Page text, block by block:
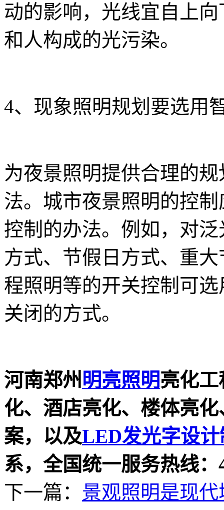
动的影响，光线宜自上
和人构成的光污染。
4、现象照明规划要选用
为夜景照明提供合理的
法。城市夜景照明的控
控制的办法。例如，对
方式、节假日方式、重
程照明等的开关控制可
关闭的方式。
河南郑州 明亮照明亮化
化、酒店亮化、楼体亮
案，以及LED发光字设计
系，全国统一服务热线：
下一篇： 景观照明是现